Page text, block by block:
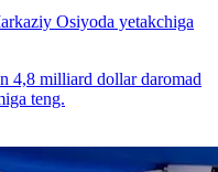
Osiyoda yetakchiga
4,8 milliard dollar daromad
teng.